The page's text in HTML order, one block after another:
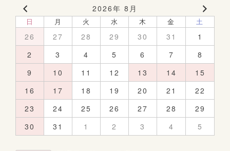
2026年 8月
日 月 火 水 木 金 土
26 27 28 29 30 31
1
2
3 4 5 6 7
8
9
10 11 12 13 14
15
16
17 18 19 20 21
22
23
24 25 26 27 28
29
30
31 1 2 3 4 5